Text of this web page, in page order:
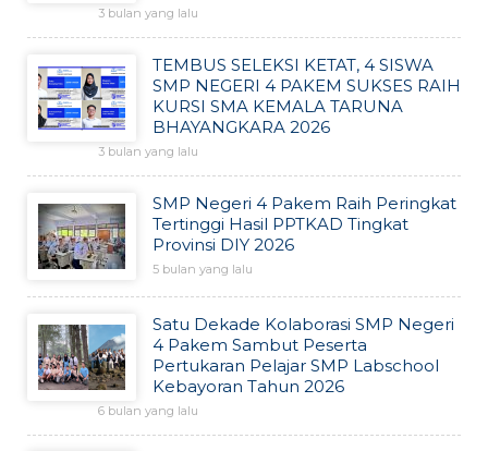
3 bulan yang lalu
TEMBUS SELEKSI KETAT, 4 SISWA
SMP NEGERI 4 PAKEM SUKSES RAIH
KURSI SMA KEMALA TARUNA
BHAYANGKARA 2026
3 bulan yang lalu
SMP Negeri 4 Pakem Raih Peringkat
Tertinggi Hasil PPTKAD Tingkat
Provinsi DIY 2026
5 bulan yang lalu
Satu Dekade Kolaborasi SMP Negeri
4 Pakem Sambut Peserta
Pertukaran Pelajar SMP Labschool
Kebayoran Tahun 2026
6 bulan yang lalu